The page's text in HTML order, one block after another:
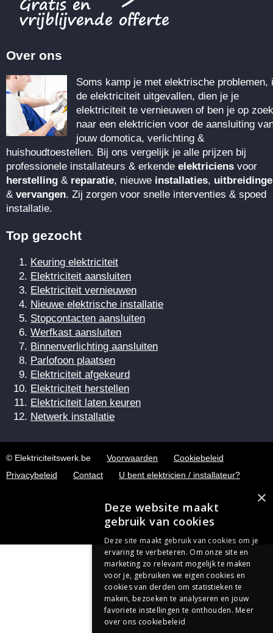
Over ons
Soms kamp je met elektrische problemen,
de elektriciteit uitgevallen, dien je je
elektriciteit te vernieuwen of ben je op zoek
naar een elektricien voor de aansluiting
jouw domotica, verlichting &
huishoudtoestellen. Bij ons vergelijk je alle prijzen bij
professionele installateurs & erkende elektriciens voor
herstelling & reparatie, nieuwe installaties,
& vervangen. Zij zorgen voor snelle interventies & spoed
installatie.
Top gezocht
Keuring elektriciteit
Elektriciteit aansluiten
Elektriciteit vernieuwen
Nieuwe elektrische installatie
Stopcontacten aansluiten
Werfkast aansluiten
Binnenverlichting aansluiten
Parlofoon plaatsen
Elektriciteit afgekeurd
Elektriciteit herstellen
Elektriciteit laten keuren
Netwerk installatie
© Elektriciteitswerk.be Voorwaarden
Cookiebeleid
Privacybeleid
Contact U bent elektricien / installateur?
×
Deze website maakt
gebruik van cookies
Deze site maakt gebruik van cookies om je
ervaring te verbeteren. Om onze site en
marketing zo relevant mogelijk te maken
voor je, gebruiken we eigen cookies en
cookies van derden om statistieken te
maken, bezoeken te analyseren en jouw
favoriete instellingen te onthouden. Meer
over ons cookiebeleid